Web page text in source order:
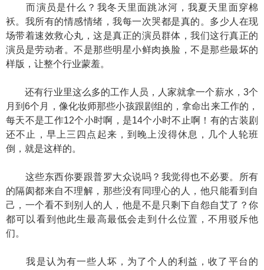
而演员是什么？我冬天里面跳冰河，我夏天里面穿棉
袄。我所有的情感情绪，我每一次哭都是真的。多少人在现
场带着速效救心丸，这是真正的演员群体，我们这行真正的
演员是劳动者。不是那些明星小鲜肉换脸，不是那些最坏的
样版，让整个行业蒙羞。
还有行业里这么多的工作人员，人家就拿一个薪水，3个
月到6个月，像化妆师那些小孩跟剧组的，拿命出来工作的，
每天不是工作12个小时啊，是14个小时不止啊！有的古装剧
还不止，早上三四点起来，到晚上没得休息，几个人轮班
倒，就是这样的。
这些东西你要跟普罗大众说吗？我觉得也不必要。所有
的隔阂都来自不理解，那些没有同理心的人，他只能看到自
己，一个看不到别人的人，他是不是只剩下自怨自艾了？你
都可以看到他此生最高最低会走到什么位置，不用驳斥他
们。
我是认为有一些人坏，为了个人的利益，收了平台的